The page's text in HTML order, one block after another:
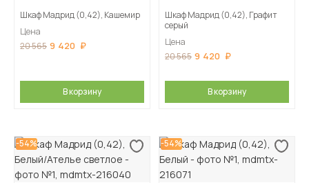
Шкаф Мадрид (0,42), Кашемир
Цена
20 565 9 420
В корзину
Шкаф Мадрид (0,42), Графит
серый
Цена
20 565 9 420
В корзину
-54% -54%